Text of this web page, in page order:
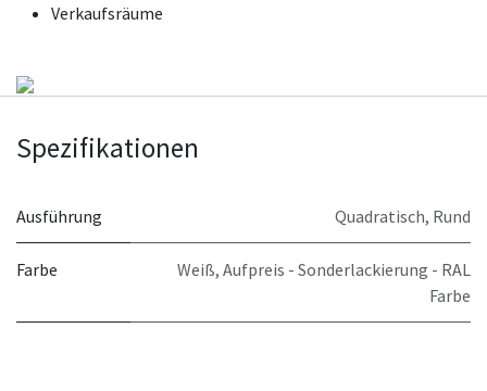
Verkaufsräume
Spezifikationen
Ausführung Quadratisch, Rund
Farbe Weiß, Aufpreis - Sonderlackierung - RAL
Farbe